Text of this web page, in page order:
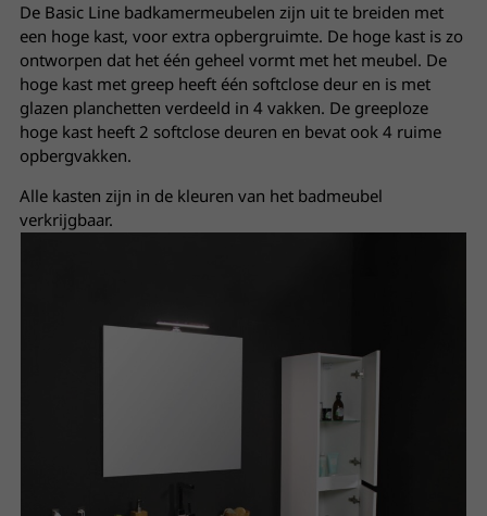
De Basic Line badkamermeubelen zijn uit te breiden met
een hoge kast, voor extra opbergruimte. De hoge kast is zo
ontworpen dat het één geheel vormt met het meubel. De
hoge kast met greep heeft één softclose deur en is met
glazen planchetten verdeeld in 4 vakken. De greeploze
hoge kast heeft 2 softclose deuren en bevat ook 4 ruime
opbergvakken.
Alle kasten zijn in de kleuren van het badmeubel
verkrijgbaar.